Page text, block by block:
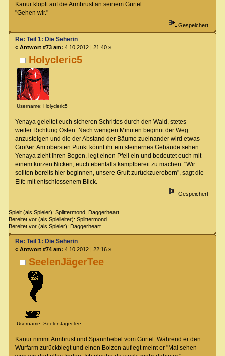
Kanur klopft auf die Armbrust an seinem Gürtel.
"Gehen wir."
Gespeichert
Holycleric5
Username: Holycleric5
Re: Teil 1: Die Seherin
« Antwort #73 am: 4.10.2012 | 21:40 »
Yenaya geleitet euch sicheren Schrittes durch den Wald, stetes
weiter Richtung Osten. Nach wenigen Minuten beginnt der Weg
anzusteigen und die der Abstand der Bäume zueinander wird etwas
Größer. Am obersten Punkt könnt ihr ein steinernes Gebäude sehen.
Yenaya zieht ihren Bogen, legt einen Pfeil ein und bedeutet euch mit
einem kurzen Nicken, euch ebenfalls kampfbereit zu machen. "Wir
sollten bereits hier beginnen, unsere Gruft zurückzuerobern", sagt die
Elfe mit entschlossenem Blick.
Gespeichert
Spielt (als Spieler): Splittermond, Daggerheart
Bereitet vor (als Spielleiter): Splittermond
Bereitet vor (als Spieler): Daggerheart
SeelenJägerTee
Username: SeelenJägerTee
Re: Teil 1: Die Seherin
« Antwort #74 am: 4.10.2012 | 22:16 »
Kanur nimmt Armbrust und Spannhebel vom Gürtel. Während er den
Wurfarm zurückbiegt und einen Bolzen auflegt meint er "Mal sehen